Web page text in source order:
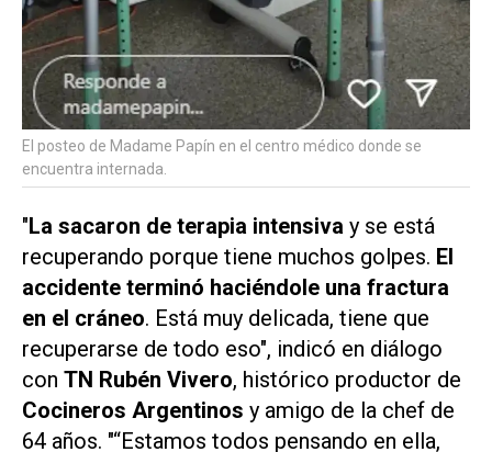
El posteo de Madame Papín en el centro médico donde se
encuentra internada.
"La sacaron de terapia intensiva y se está
recuperando porque tiene muchos golpes. El
accidente terminó haciéndole una fractura
en el cráneo. Está muy delicada, tiene que
recuperarse de todo eso", indicó en diálogo
con TN Rubén Vivero, histórico productor de
Cocineros Argentinos y amigo de la chef de
64 años. "“Estamos todos pensando en ella,